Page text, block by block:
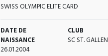
SWISS OLYMPIC ELITE CARD
DATE DE
NAISSANCE
26.01.2004
CLUB
SC ST. GALLEN